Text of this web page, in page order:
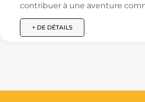
contribuer à une aventure
+ DE DÉTAILS